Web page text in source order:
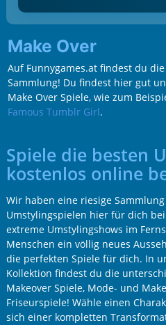
Make Over
Auf Funnygames.at findest du
Sammlung! Du findest hier gut
Make Over Spiele, wie zum
Famous Tumblr Girl.
Spiele die besten
kostenlos online
Wir haben eine riesige
Umstylingspielen hier für dich
extreme Umstylingshows im
Menschen ein völlig neues
die perfekten Spiele für dich. In
Kollektion findest du die
Makeover Spiele, Mode- und
Friseurspiele! Wähle einen
sich einer kompletten